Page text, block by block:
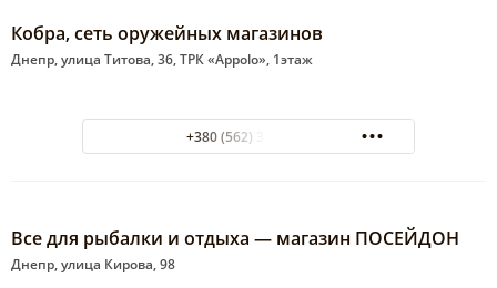
Кобра, сеть оружейных магазинов
Днепр, улица Титова, 36, ТРК «Appolo», 1этаж
+380 (562) 34-43-33
Все для рыбалки и отдыха — магазин ПОСЕЙДОН
Днепр, улица Кирова, 98